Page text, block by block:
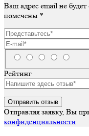
Ваш адрес email не будет
помечены *
Рейтинг
Отправляя заявку, Вы
конфиденциальности